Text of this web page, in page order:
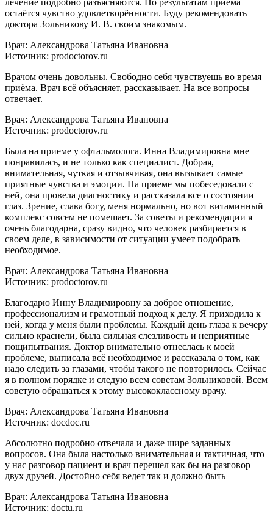
остаётся чувство удовлетворённости. Буду рекомендовать
доктора Зольникову И. В. своим знакомым.
Врач: Александрова Татьяна Ивановна
Источник: prodoctorov.ru
Врачом очень довольны. Свободно себя чувствуешь во время
приёма. Врач всё объясняет, рассказывает. На все вопросы
отвечает.
Врач: Александрова Татьяна Ивановна
Источник: prodoctorov.ru
Была на приеме у офтальмолога. Инна Владимировна мне
понравилась, и не только как специалист. Добрая,
внимательная, чуткая и отзывчивая, она вызывает самые
приятные чувства и эмоции. На приеме мы побеседовали с
ней, она провела диагностику и рассказала все о состоянии
глаз. Зрение, слава богу, меня нормально, но вот витаминный
комплекс совсем не помешает. За советы и рекомендации я
очень благодарна, сразу видно, что человек разбирается в
своем деле, в зависимости от ситуации умеет подобрать
необходимое.
Врач: Александрова Татьяна Ивановна
Источник: prodoctorov.ru
Благодарю Инну Владимировну за доброе отношение,
профессионализм и грамотный подход к делу. Я приходила к
ней, когда у меня были проблемы. Каждый день глаза к вечеру
сильно краснели, была сильная слезливость и неприятные
пощипытвания. Доктор внимательно отнеслась к моей
проблеме, выписала всё необходимое и рассказала о том, как
надо следить за глазами, чтобы такого не повторилось. Сейчас
я в полном порядке и следую всем советам Зольниковой. Всем
советую обращаться к этому высококлассному врачу.
Врач: Александрова Татьяна Ивановна
Источник: docdoc.ru
Абсолютно подробно отвечала и даже шире заданных
вопросов. Она была настолько внимательная и тактичная, что
у нас разговор пациент и врач перешел как бы на разговор
двух друзей. Достойно себя ведет так и должно быть
Врач: Александрова Татьяна Ивановна
Источник: doctu.ru